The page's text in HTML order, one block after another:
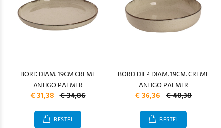
BORD DIAM. 19CM CREME
ANTIGO PALMER
€ 31,38 € 34,86
BESTEL
BORD DIEP DIAM. 19CM. CREME
ANTIGO PALMER
€ 36,36 € 40,38
BESTEL